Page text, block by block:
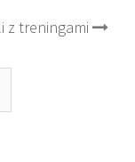
z treningami